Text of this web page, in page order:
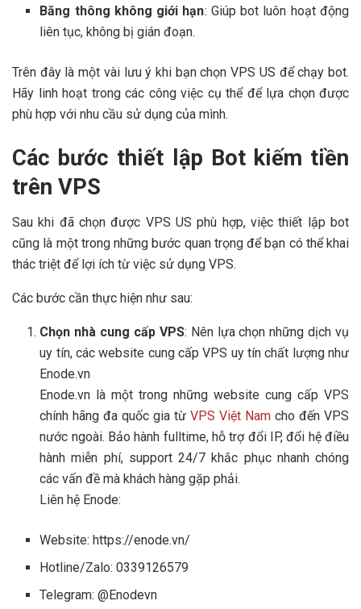
Băng thông không giới hạn: Giúp bot luôn hoạt động
liên tục, không bị gián đoạn.
Trên đây là một vài lưu ý khi bạn chọn VPS US để chạy bot.
Hãy linh hoạt trong các công việc cụ thể để lựa chọn được
phù hợp với nhu cầu sử dụng của mình.
Các bước thiết lập Bot kiếm tiền
trên VPS
Sau khi đã chọn được VPS US phù hợp, việc thiết lập bot
cũng là một trong những bước quan trọng để bạn có thể khai
thác triệt để lợi ích từ việc sử dụng VPS.
Các bước cần thực hiện như sau:
Chọn nhà cung cấp VPS: Nên lựa chọn những dịch vụ
uy tín, các website cung cấp VPS uy tín chất lượng như
Enode.vn
Enode.vn là một trong những website cung cấp VPS
chính hãng đa quốc gia từVPS Việt Nam cho đến VPS
nước ngoài. Bảo hành fulltime, hỗ trợ đổi IP, đổi hệ điều
hành miễn phí, support 24/7 khắc phục nhanh chóng
các vấn đề mà khách hàng gặp phải.
Liên hệ Enode:
Website: https://enode.vn/
Hotline/Zalo: 0339126579
Telegram: @Enodevn